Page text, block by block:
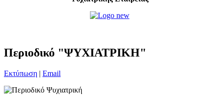
Περιοδικό "ΨΥΧΙΑΤΡΙΚΗ"
Εκτύπωση | Email